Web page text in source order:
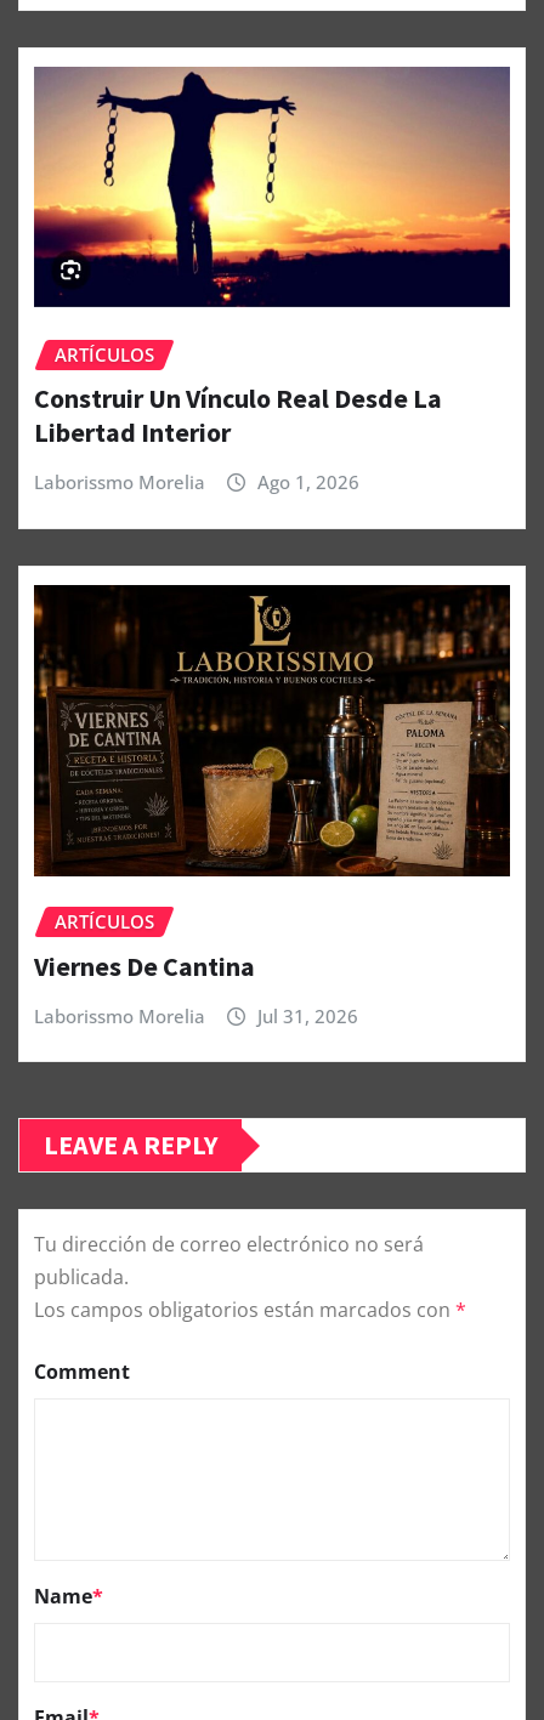
ARTÍCULOS
Construir Un Vínculo Real Desde La
Libertad Interior
Laborissmo Morelia Ago 1, 2026
ARTÍCULOS
Viernes De Cantina
Laborissmo Morelia Jul 31, 2026
LEAVE A REPLY
Tu dirección de correo electrónico no será
publicada.
Los campos obligatorios están marcados con *
Comment
Name*